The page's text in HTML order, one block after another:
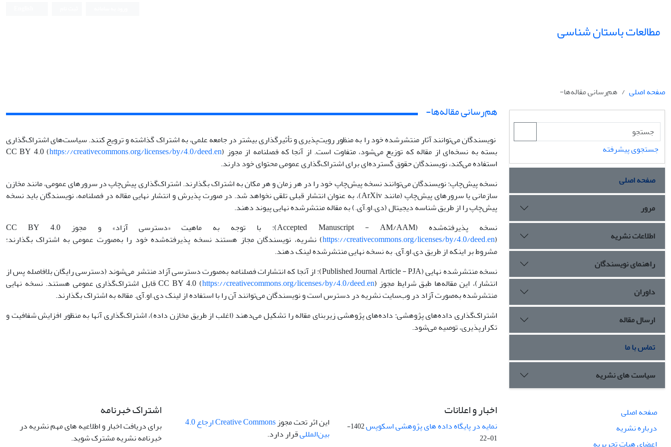
مطالعات باستان شناسی
صفحه اصلی هم‌رسانی مقاله‌ها-
جستجوی پیشرفته
صفحه اصلی
مرور
اطلاعات نشریه
راهنمای نویسندگان
داوران
ارسال مقاله
تماس با ما
سیاست های نشریه
هم‌رسانی مقاله‌ها-
نویسندگان می‌توانند آثار منتشرشده خود را به منظور رویت‌پذیری و تأثیرگذاری بیشتر در جامعه علمی، به اشتراک گذاشته و ترویج کنند. سیاست‌های اشتراک‌گذاری
بسته به نسخه‌ای از مقاله که توزیع می‌شود، متفاوت است. از آنجا که فصلنامه از مجوز CC BY 4.0 ( https://creativecommons.org/licenses/by/4.0/deed.en)
استفاده می‌کند، نویسندگان حقوق گسترده‌ای برای اشتراک‌گذاری عمومی محتوای خود دارند.
نسخه پیش‌چاپ: نویسندگان می‌توانند نسخه پیش‌چاپ خود را در هر زمان و هر مکان به اشتراک بگذارند. اشتراک‌گذاری پیش‌چاپ در سرورهای عمومی، مانند مخازن
سازمانی یا سرورهای پیش‌چاپ (مانند ArXiv)، به عنوان انتشار قبلی تلقی نخواهد شد. در صورت پذیرش و انتشار نهایی مقاله در فصلنامه، نویسندگان باید نسخه
پیش‌چاپ را از طریق شناسه دیجیتال (دی.او.آی.) به مقاله منتشرشده نهایی پیوند دهند.
نسخه پذیرفته‌شده (Accepted Manuscript - AM/AAM): با توجه به ماهیت «دسترسی آزاد» و مجوز CC BY 4.0
(https://creativecommons.org/licenses/by/4.0/deed.en ) نشریه، نویسندگان مجاز هستند نسخه پذیرفته‌شده خود را به‌صورت عمومی به اشتراک بگذارند؛
مشروط بر اینکه از طریق دی.او.آی. به نسخه نهایی منتشرشده لینک دهند.
نسخه منتشرشده نهایی (Published Journal Article - PJA): از آنجا که انتشارات فصلنامه به‌صورت دسترسی آزاد منتشر می‌شوند (دسترسی رایگان بلافاصله پس از
انتشار)، این مقاله‌ها طبق شرایط مجوز CC BY 4.0 ( https://creativecommons.org/licenses/by/4.0/deed.en
) قابل اشتراک‌گذاری عمومی هستند. نسخه نهایی
منتشرشده به‌صورت آزاد در وب‌سایت نشریه در دسترس است و نویسندگان می‌توانند آن را با استفاده از لینک دی.او.آی. مقاله به اشتراک بگذارند.
اشتراک‌گذاری داده‌های پژوهشی: داده‌های پژوهشی زیربنای مقاله را تشکیل می‌دهند (اغلب از طریق مخازن داده)، اشتراک‌گذاری آنها به منظور افزایش شفافیت و
تکرارپذیری، توصیه می‌شود.
صفحه اصلی
درباره نشریه
اعضای هیات تحریریه
اخبار و اعلانات
نمایه در پایگاه داده های پژوهشی اسکوپس
1402-
01-22
این اثر تحت مجوز
Creative Commons ارجاع 4.0
بین‌المللیقرار دارد.
اشتراک خبرنامه
برای دریافت اخبار و اطلاعیه های مهم نشریه در
خبرنامه نشریه مشترک شوید.